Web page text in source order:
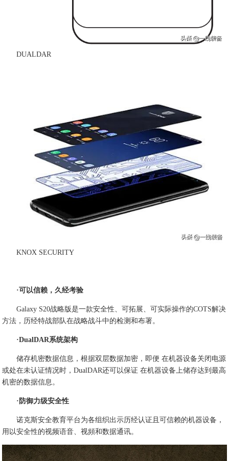
DUALDAR
KNOX SECURITY
·可以信赖，久经考验
Galaxy S20战略版是一款安全性、可拓展、可实际操作的COTS解决
方法，历经特战部队在战略战斗中的检测和布署。
·DualDAR系统架构
储存机密数据信息，根据双层数据加密，即便 在机器设备关闭电源
或处在未认证情况时，DualDAR还可以保证 在机器设备上储存达到最高
机密的数据信息。
·防御力级安全性
诺克斯安全教育平台为各组织出示历经认证且可信赖的机器设备，
用以安全性的视频语音、视頻和数据通讯。